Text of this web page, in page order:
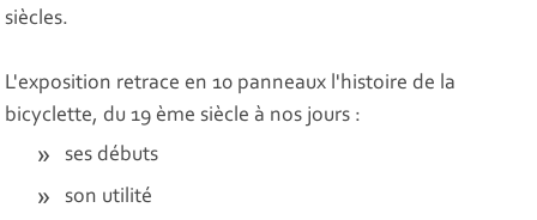
siècles.
L'exposition retrace en 10 panneaux l'histoire de la
bicyclette, du 19 ème siècle à nos jours :
ses débuts
son utilité